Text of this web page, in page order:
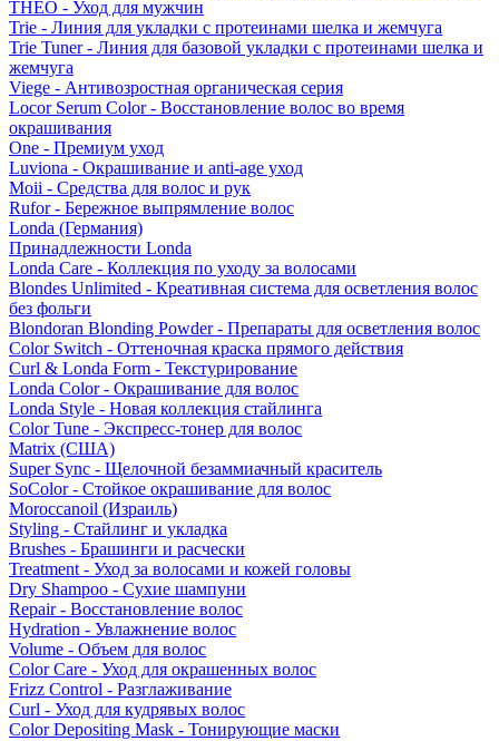
THEO - Уход для мужчин
Trie - Линия для укладки с протеинами шелка и жемчуга
Trie Tuner - Линия для базовой укладки с протеинами шелка и
жемчуга
Viege - Антивозростная органическая серия
Locor Serum Color - Восстановление волос во время
окрашивания
One - Премиум уход
Luviona - Окрашивание и anti-age уход
Moii - Средства для волос и рук
Rufor - Бережное выпрямление волос
Londa (Германия)
Принадлежности Londa
Londa Care - Коллекция по уходу за волосами
Blondes Unlimited - Креативная система для осветления волос
без фольги
Blondoran Blonding Powder - Препараты для осветления волос
Color Switch - Оттеночная краска прямого действия
Curl & Londa Form - Текстурирование
Londa Color - Окрашивание для волос
Londa Style - Новая коллекция стайлинга
Color Tune - Экспресс-тонер для волос
Matrix (США)
Super Sync - Щелочной безаммиачный краситель
SoColor - Стойкое окрашивание для волос
Moroccanoil (Израиль)
Styling - Стайлинг и укладка
Brushes - Брашинги и расчески
Treatment - Уход за волосами и кожей головы
Dry Shampoo - Сухие шампуни
Repair - Восстановление волос
Hydration - Увлажнение волос
Volume - Объем для волос
Color Care - Уход для окрашенных волос
Frizz Control - Разглаживание
Curl - Уход для кудрявых волос
Color Depositing Mask - Тонирующие маски